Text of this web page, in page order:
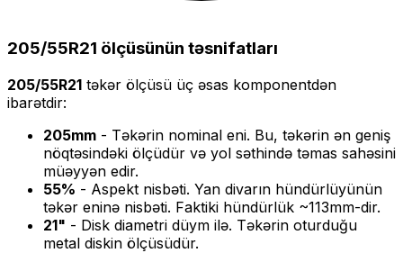
205/55R21 ölçüsünün təsnifatları
205/55R21 təkər ölçüsü üç əsas komponentdən
ibarətdir:
205mm - Təkərin nominal eni. Bu, təkərin ən geniş
nöqtəsindəki ölçüdür və yol səthində təmas sahəsini
müəyyən edir.
55% - Aspekt nisbəti. Yan divarın hündürlüyünün
təkər eninə nisbəti. Faktiki hündürlük ~113mm-dir.
21" - Disk diametri düym ilə. Təkərin oturduğu
metal diskin ölçüsüdür.